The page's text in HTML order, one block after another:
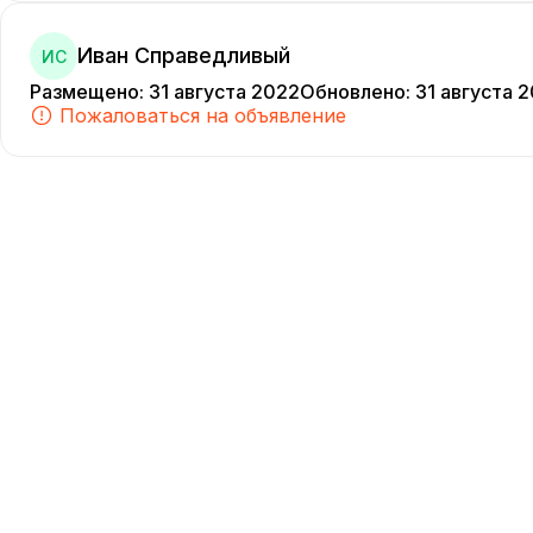
ИС Иван Справедливый
Размещено: 31 августа 2022Обновлено: 31 августа
Пожаловаться на объявление